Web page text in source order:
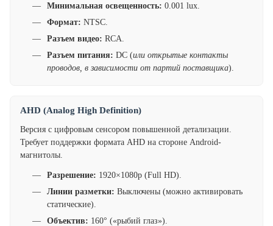
Минимальная освещенность: 0.001 lux.
Формат: NTSC.
Разъем видео: RCA.
Разъем питания: DC (или открытые контакты
проводов, в зависимости от партий поставщика).
AHD (Analog High Definition)
Версия с цифровым сенсором повышенной детализации.
Требует поддержки формата AHD на стороне Android-
магнитолы.
Разрешение: 1920×1080p (Full HD).
Линии разметки: Выключены (можно активировать
статические).
Объектив: 160° («рыбий глаз»).